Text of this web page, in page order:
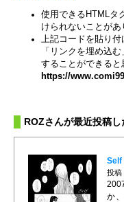
使用できるHTMLタ
けられないことがあ
上記コードを貼り
「リンクを埋め込
することができると
https://
ROZさんが最近投稿
Self
投稿
か